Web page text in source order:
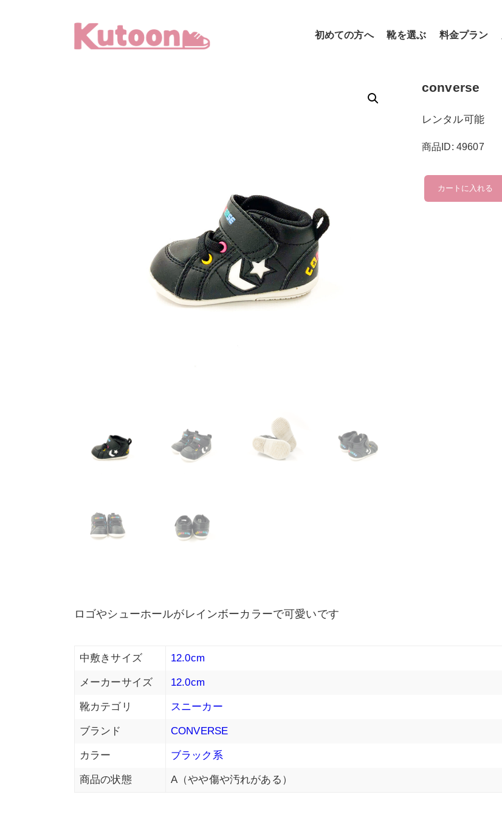
初めての方へ 靴を選ぶ 料金プラン
converse
レンタル可能
商品ID: 49607
converse
個
カートに入れる
ロゴやシューホールがレインボーカラーで可愛いです
中敷きサイズ 12.0cm
メーカーサイズ 12.0cm
靴カテゴリ スニーカー
ブランド CONVERSE
カラー ブラック系
商品の状態 A（やや傷や汚れがある）